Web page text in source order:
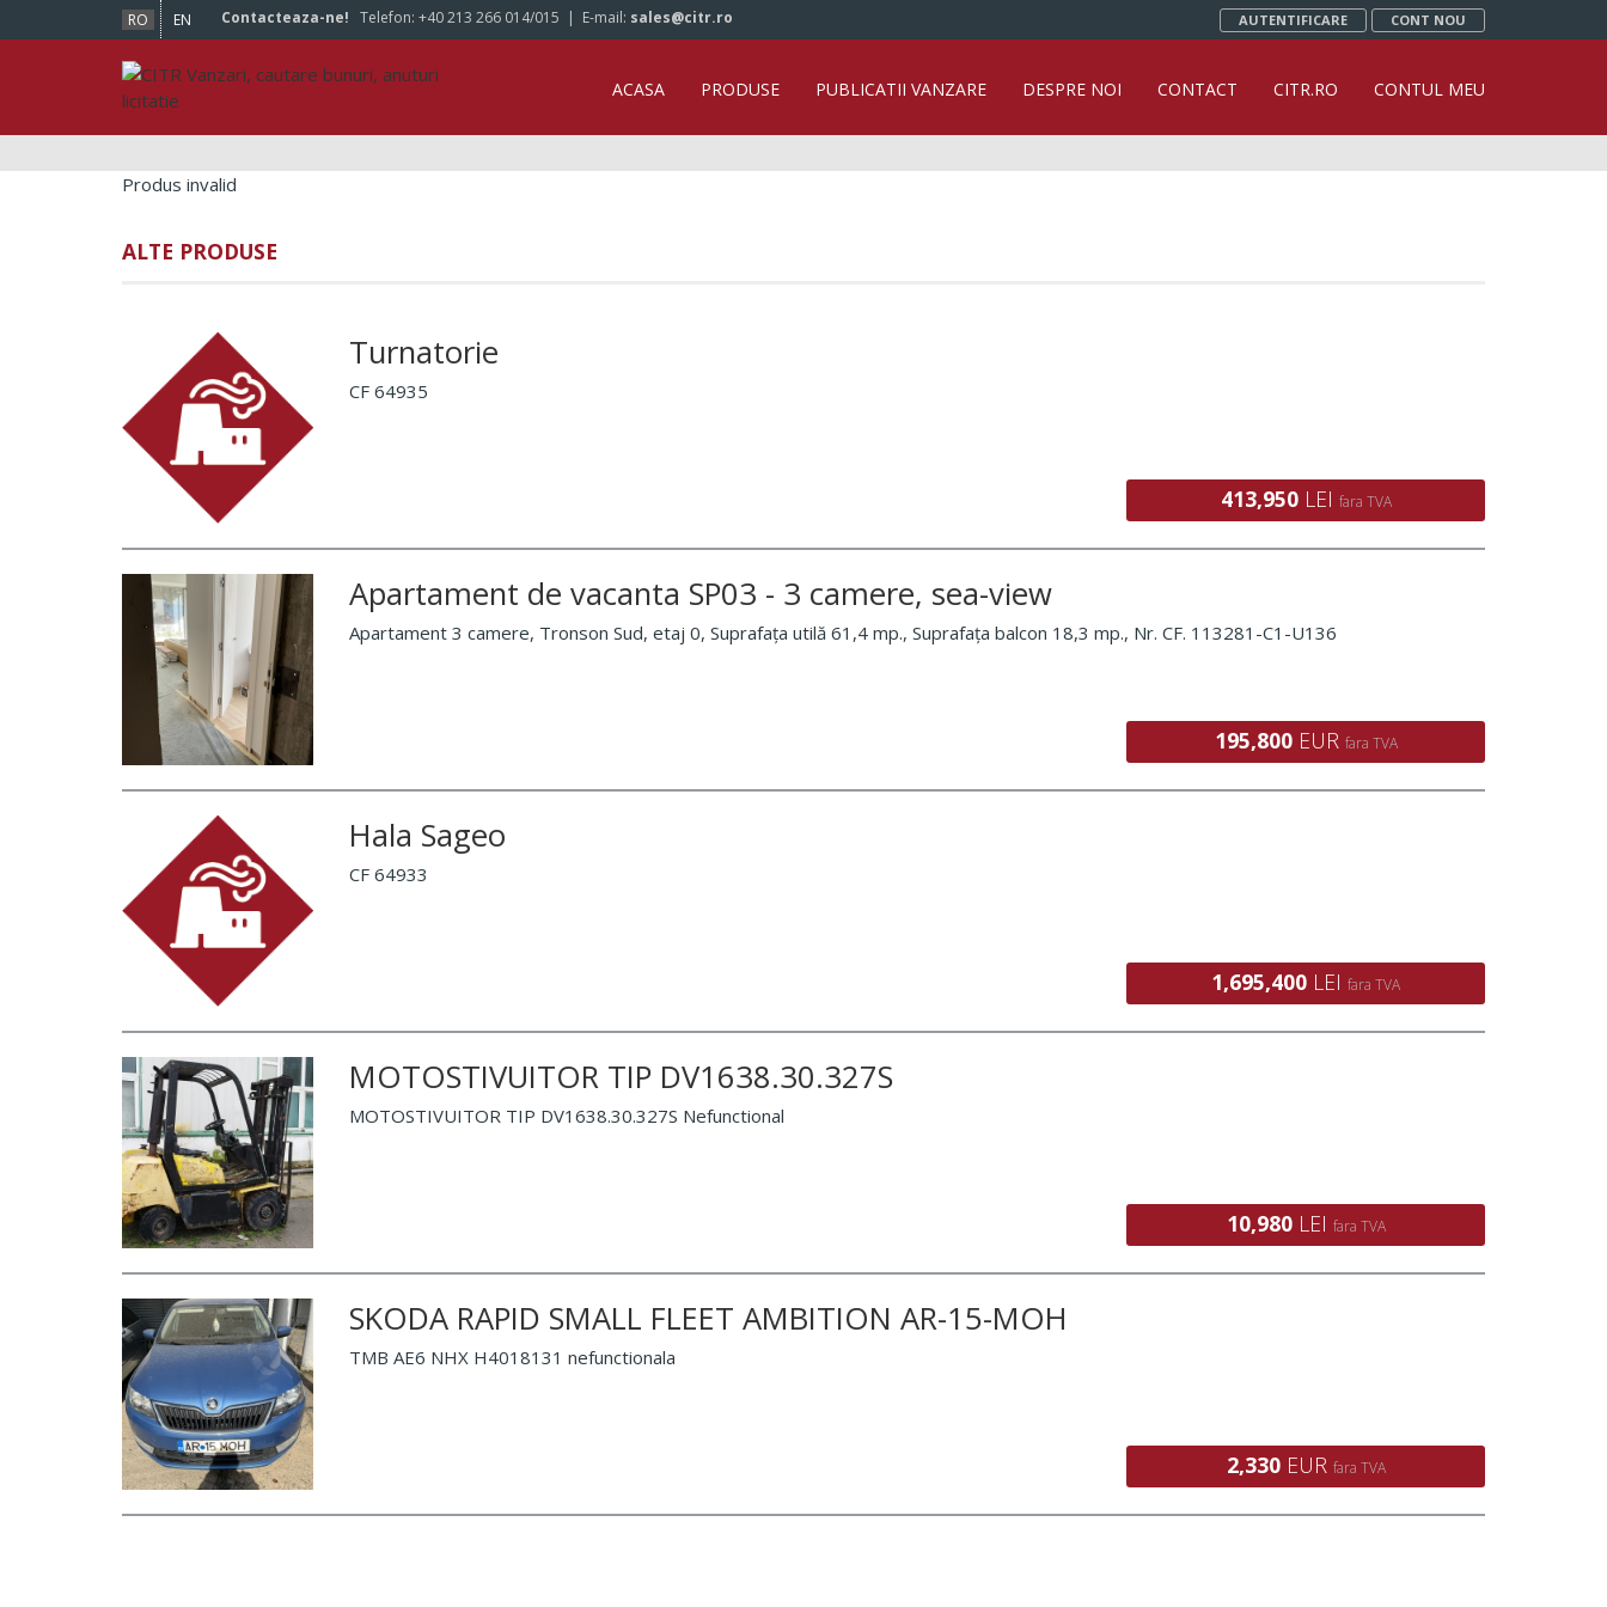
RO EN Contacteaza-ne! Telefon: +40 213 266 014/015 | E-mail: sales@citr.ro AUTENTIFICARE CONT NOU
ACASA PRODUSE PUBLICATII VANZARE DESPRE NOI CONTACT CITR.RO CONTUL MEU
Produs invalid
ALTE PRODUSE
Turnatorie
CF 64935
413,950 LEI fara TVA
Apartament de vacanta SP03 - 3 camere, sea-view
Apartament 3 camere, Tronson Sud, etaj 0, Suprafața utilă 61,4 mp., Suprafața balcon 18,3 mp., Nr. CF. 113281-C1-U136
195,800 EUR fara TVA
Hala Sageo
CF 64933
1,695,400 LEI fara TVA
MOTOSTIVUITOR TIP DV1638.30.327S
MOTOSTIVUITOR TIP DV1638.30.327S Nefunctional
10,980 LEI fara TVA
SKODA RAPID SMALL FLEET AMBITION AR-15-MOH
TMB AE6 NHX H4018131 nefunctionala
2,330 EUR fara TVA